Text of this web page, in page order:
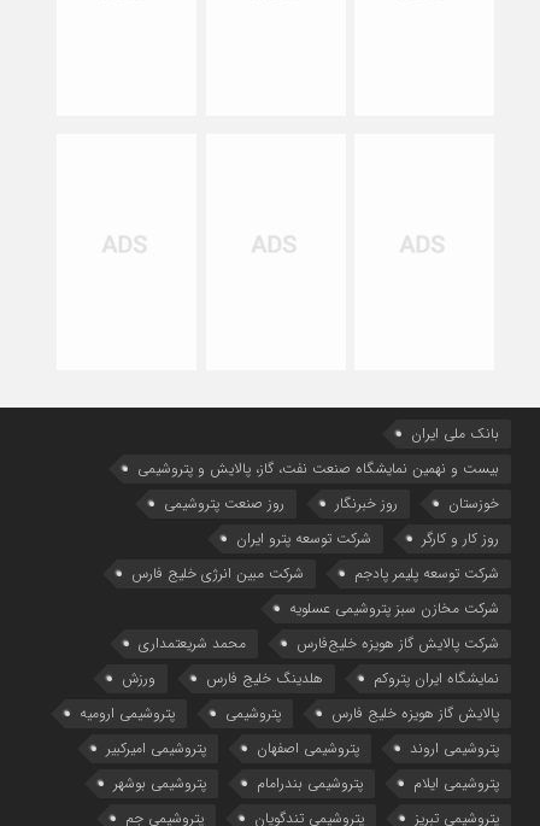
بانک ملی ایران
بیست و نهمین نمایشگاه صنعت نفت، گاز، پالایش و پتروشیمی
خوزستان
روز خبرنگار
روز صنعت پتروشیمی
روز کار و کارگر
شركت توسعه پترو ایران
شرکت توسعه پلیمر پادجم
شرکت مبین انرژی خلیج فارس
شرکت مخازن سبز پتروشیمی عسلویه
شرکت پالایش گاز هویزه خلیج‌فارس
محمد شریعتمداری
نمایشگاه ایران پتروکم
هلدینگ خلیج فارس
ورزش
پالایش گاز هویزه خلیج فارس
پتروشیمی
پتروشیمی ارومیه
پتروشیمی اروند
پتروشیمی اصفهان
پتروشیمی امیرکبیر
پتروشیمی ایلام
پتروشیمی بندرامام
پتروشیمی بوشهر
پتروشیمی تبریز
پتروشیمی تندگویان پتروشیمی جم